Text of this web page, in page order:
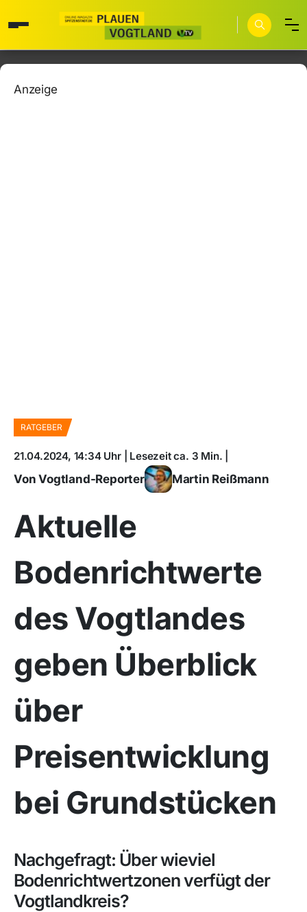
Anzeige
RATGEBER
21.04.2024, 14:34 Uhr | Lesezeit ca. 3 Min. |
Von Vogtland-Reporter Martin Reißmann
Aktuelle
Bodenrichtwerte
des Vogtlandes
geben Überblick
über
Preisentwicklung
bei Grundstücken
Nachgefragt: Über wieviel
Bodenrichtwertzonen verfügt der
Vogtlandkreis?